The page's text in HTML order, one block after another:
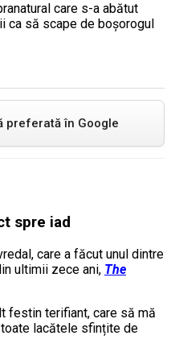
care s-a abătut
ca să scape de boșorogul
preferată în Google
spre iad
care a făcut unul dintre
ultimii zece ani, The
festin terifiant, care să mă
lacătele sfințite de